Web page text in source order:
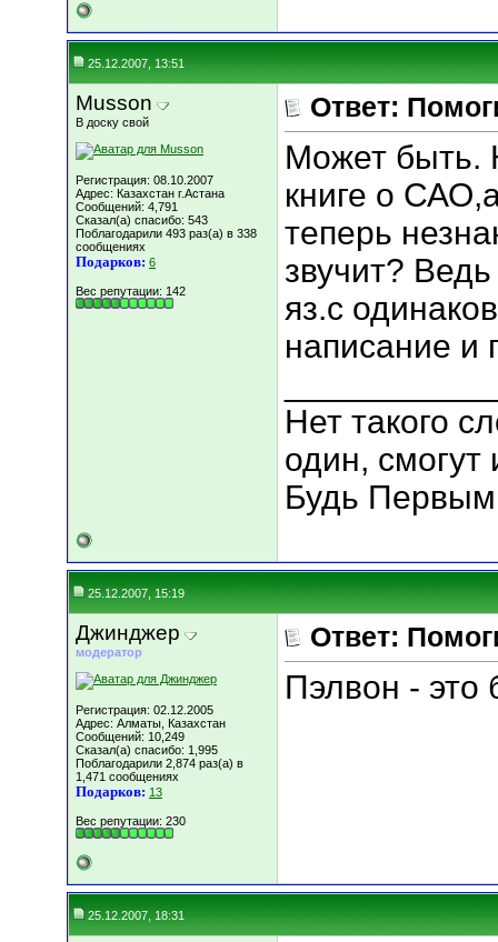
25.12.2007, 13:51
Musson
В доску свой
Регистрация: 08.10.2007
Адрес: Казахстан г.Астана
Сообщений: 4,791
Сказал(а) спасибо: 543
Поблагодарили 493 раз(а) в 338
сообщениях
Подарков: 6
Вес репутации: 142
Ответ:
Может быть.
книге о
теперь
звучит?
яз.с
написание и
Нет такого
один, смогут
Будь
25.12.2007, 15:19
Джинджер
модератор
Регистрация: 02.12.2005
Адрес: Алматы, Казахстан
Сообщений: 10,249
Сказал(а) спасибо: 1,995
Поблагодарили 2,874 раз(а) в
1,471 сообщениях
Подарков: 13
Вес репутации: 230
Ответ:
Пэлвон -
25.12.2007, 18:31